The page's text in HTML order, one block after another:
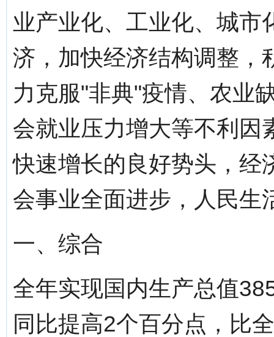
业产业化、工业化、城市
济，加快经济结构调整，
力克服"非典"疫情、农业
会就业压力增大等不利因
快速增长的良好势头，经
会事业全面进步，人民生
一、综合
全年实现国内生产总值
同比提高2个百分点，比